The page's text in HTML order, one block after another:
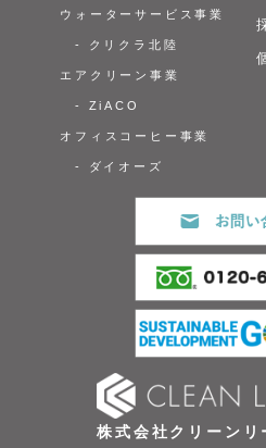
ウォーターサービス事業
- クリクラ北陸
エアクリーン事業
- ZiACO
オフィスコーヒー事業
- ダイオーズ
株式会社クリーンリ